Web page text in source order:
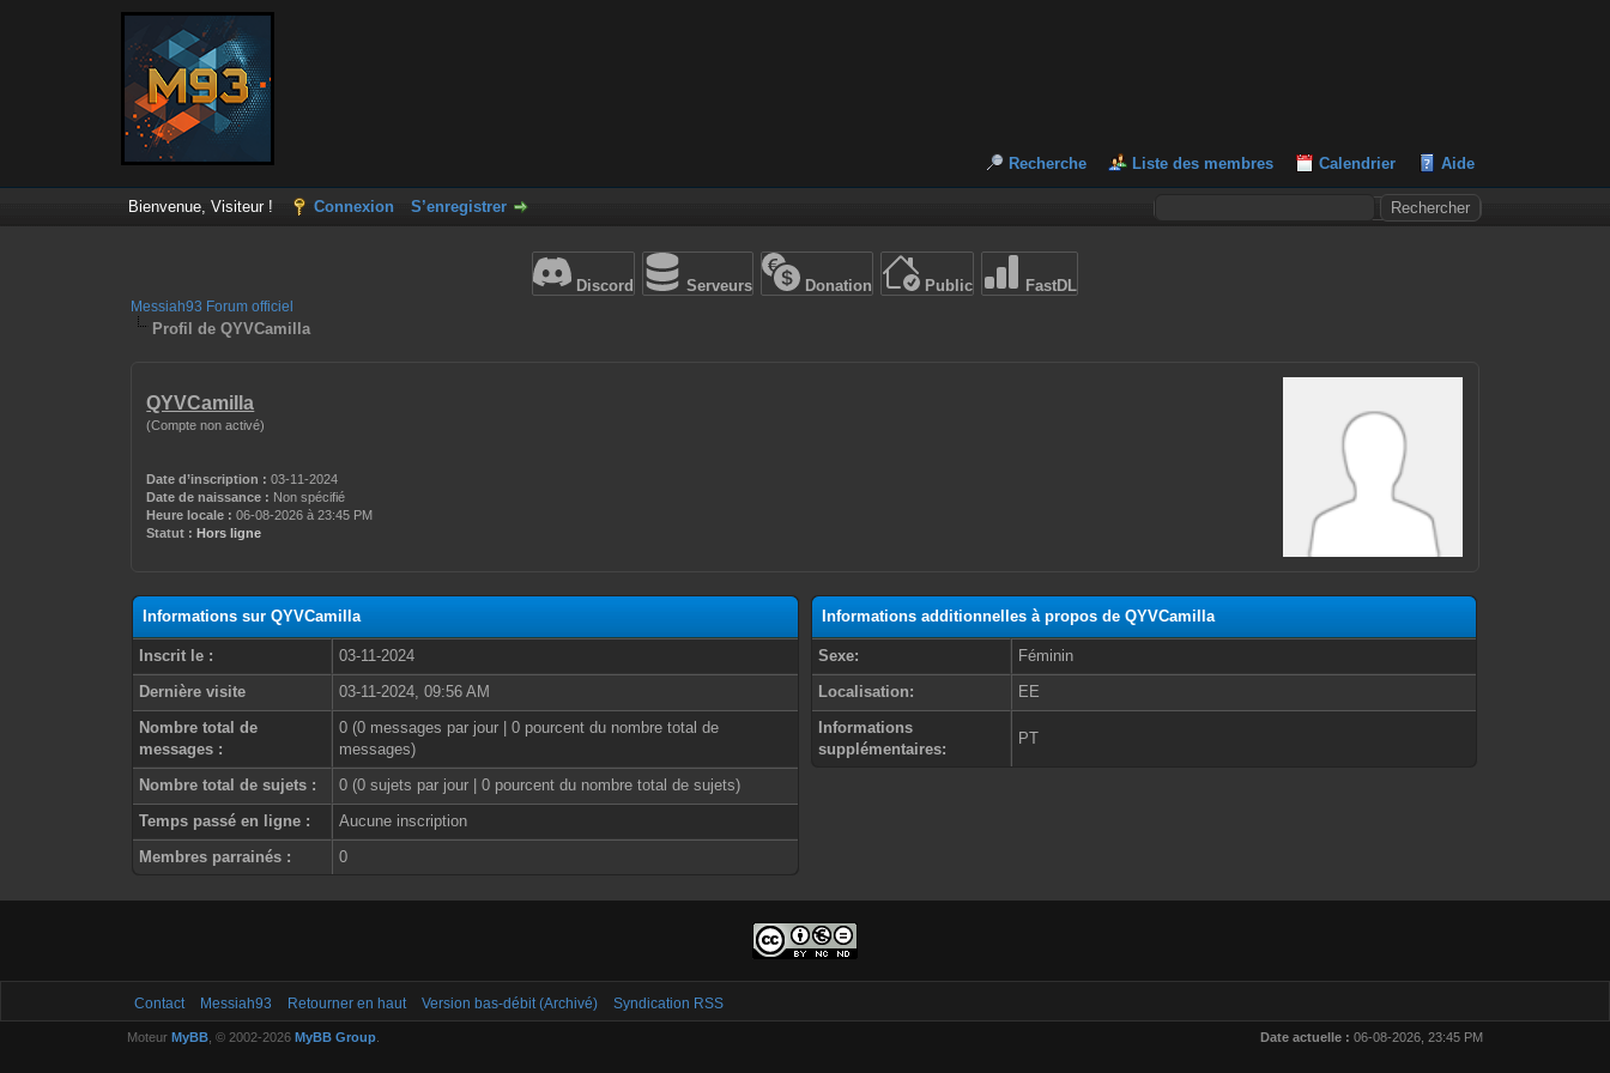
Recherche Liste des membres Calendrier Aide
Bienvenue, Visiteur ! Connexion S’enregistrer
Discord Serveurs Donation Public FastDL
Messiah93 Forum officiel
Profil de QYVCamilla
QYVCamilla
(Compte non activé)
Date d’inscription : 03-11-2024
Date de naissance : Non spécifié
Heure locale : 06-08-2026 à 23:45 PM
Statut : Hors ligne
Informations sur QYVCamilla
Inscrit le :
03-11-2024
Dernière visite
03-11-2024, 09:56 AM
Nombre total de
messages :
0 (0 messages par jour | 0 pourcent du nombre total de
messages)
Nombre total de sujets :
0 (0 sujets par jour | 0 pourcent du nombre total de sujets)
Temps passé en ligne :
Aucune inscription
Membres parrainés :
0
Informations additionnelles à propos de QYVCamilla
Sexe:
Féminin
Localisation:
EE
Informations
supplémentaires:
PT
Contact Messiah93 Retourner en haut Version bas-débit (Archivé) Syndication RSS
Date actuelle : 06-08-2026, 23:45 PM
Moteur MyBB, © 2002-2026 MyBB Group.